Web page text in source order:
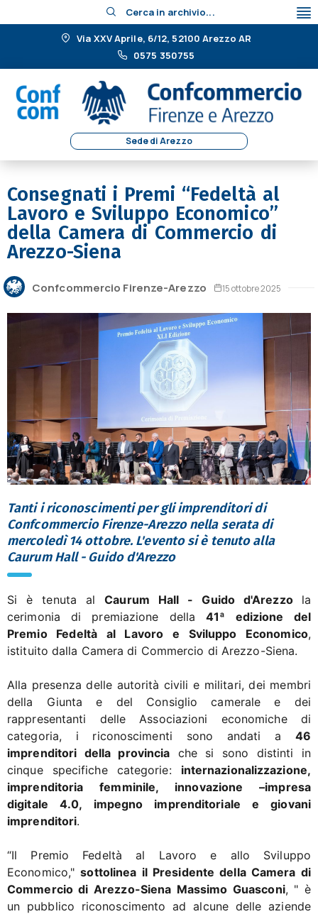
Cerca in archivio...
Via XXV Aprile, 6/12, 52100 Arezzo AR
0575 350755
Sede di Arezzo
Consegnati i Premi “Fedeltà al
Lavoro e Sviluppo Economico”
della Camera di Commercio di
Arezzo-Siena
Confcommercio Firenze-Arezzo 15 ottobre 2025
Tanti i riconoscimenti per gli imprenditori di
Confcommercio Firenze-Arezzo nella serata di
mercoledì 14 ottobre. L'evento si è tenuto alla
Caurum Hall - Guido d'Arezzo
Si è tenuta alCaurum Hall - Guido d'Arezzo la
cerimonia di premiazione della41ª edizione del
Premio Fedeltà al Lavoro e Sviluppo Economico,
istituito dalla Camera di Commercio di Arezzo-Siena.
Alla presenza delle autorità civili e militari, dei membri
della Giunta e del Consiglio camerale e dei
rappresentanti delle Associazioni economiche di
categoria, i riconoscimenti sono andati a 46
imprenditori della provincia che si sono distinti in
cinque specifiche categorie: internazionalizzazione,
imprenditoria femminile, innovazione –impresa
digitale 4.0, impegno imprenditoriale e giovani
imprenditori.
“Il Premio Fedeltà al Lavoro e allo Sviluppo
Economico,"sottolinea il Presidente della Camera di
Commercio di Arezzo-Siena Massimo Guasconi, " è
un pubblico riconoscimento ad alcune delle aziende